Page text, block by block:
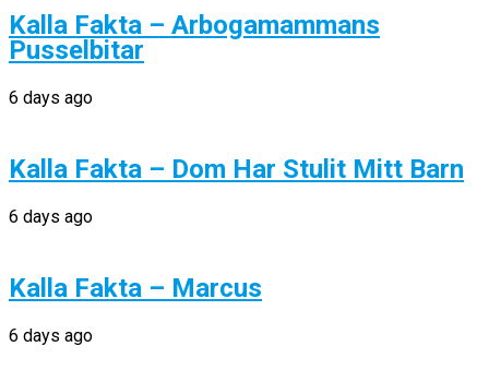
Kalla Fakta – Arbogamammans
Pusselbitar
6 days ago
Kalla Fakta – Dom Har Stulit Mitt Barn
6 days ago
Kalla Fakta – Marcus
6 days ago